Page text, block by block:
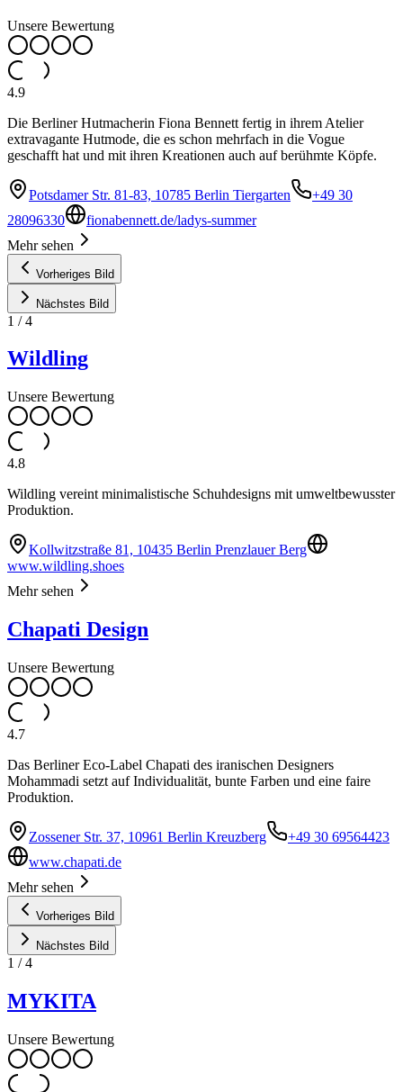
Unsere Bewertung
4.9
Die Berliner Hutmacherin Fiona Bennett fertig in ihrem Atelier
extravagante Hutmode, die es schon mehrfach in die Vogue
geschafft hat und mit ihren Kreationen auch auf berühmte Köpfe.
Potsdamer Str. 81-83, 10785 Berlin Tiergarten
+49 30
28096330
fionabennett.de/ladys-summer
Mehr sehen
Vorheriges Bild
Nächstes Bild
1 /4
Wildling
Unsere Bewertung
4.8
Wildling vereint minimalistische Schuhdesigns mit umweltbewusster
Produktion.
Kollwitzstraße 81, 10435 Berlin Prenzlauer Berg
www.wildling.shoes
Mehr sehen
Chapati Design
Unsere Bewertung
4.7
Das Berliner Eco-Label Chapati des iranischen Designers
Mohammadi setzt auf Individualität, bunte Farben und eine faire
Produktion.
Zossener Str. 37, 10961 Berlin Kreuzberg
+49 30 69564423
www.chapati.de
Mehr sehen
Vorheriges Bild
Nächstes Bild
1 /4
MYKITA
Unsere Bewertung